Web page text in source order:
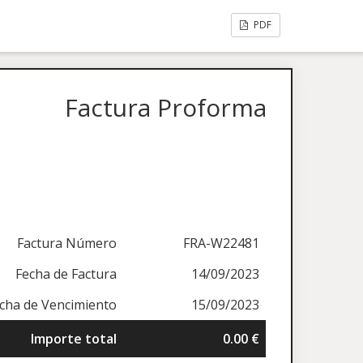
PDF
Factura Proforma
Factura Número
FRA-W22481
Fecha de Factura
14/09/2023
de Vencimiento
15/09/2023
Importe total
0.00 €